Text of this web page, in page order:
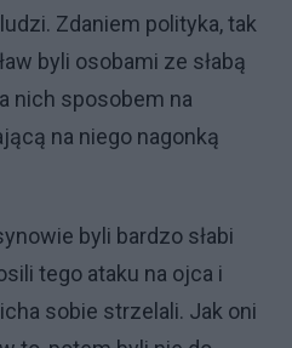
Zdaniem polityka, tak
byli osobami ze słabą
nich sposobem na
na niego nagonką
byli bardzo słabi
tego ataku na ojca i
sobie strzelali. Jak oni